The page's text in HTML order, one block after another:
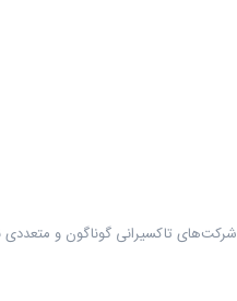
شرکت‌های تاکسیرانی گوناگون و متعددی